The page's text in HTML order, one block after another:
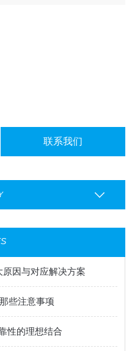
联系我们
因与对应解决方案
些注意事项
性的理想结合